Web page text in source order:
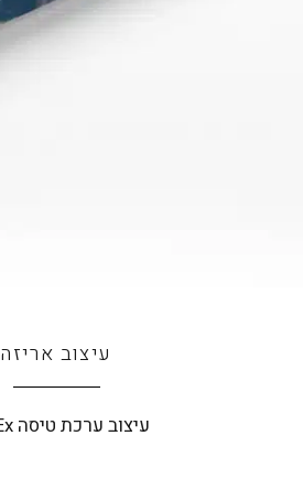
עיצוב אריזה
עיצוב ערכת טיסה FedEx